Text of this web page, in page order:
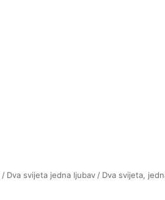
/ Dva svijeta jedna ljubav / Dva svijeta,